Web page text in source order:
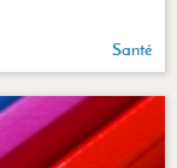
Santé